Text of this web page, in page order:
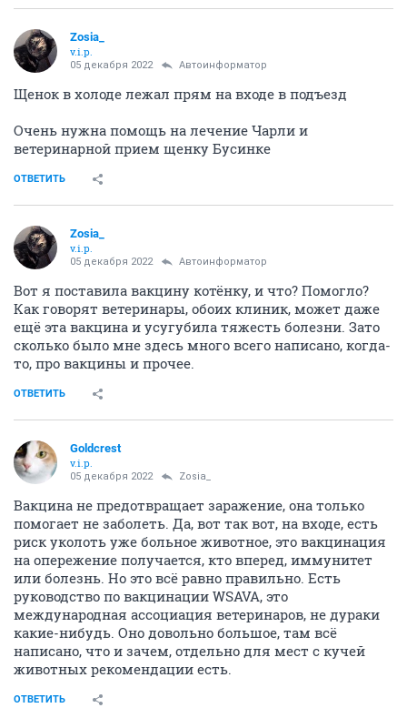
Zosia_
v.i.p.
05 декабря 2022 Автоинформатор
Щенок в холоде лежал прям на входе в подъезд
Очень нужна помощь на лечение Чарли и
ветеринарной прием щенку Бусинке
ОТВЕТИТЬ
Zosia_
v.i.p.
05 декабря 2022 Автоинформатор
Вот я поставила вакцину котёнку, и что? Помогло?
Как говорят ветеринары, обоих клиник, может даже
ещё эта вакцина и усугубила тяжесть болезни. Зато
сколько было мне здесь много всего написано, когда-
то, про вакцины и прочее.
ОТВЕТИТЬ
Goldcrest
v.i.p.
05 декабря 2022 Zosia_
Вакцина не предотвращает заражение, она только
помогает не заболеть. Да, вот так вот, на входе, есть
риск уколоть уже больное животное, это вакцинация
на опережение получается, кто вперед, иммунитет
или болезнь. Но это всё равно правильно. Есть
руководство по вакцинации WSAVA, это
международная ассоциация ветеринаров, не дураки
какие-нибудь. Оно довольно большое, там всё
написано, что и зачем, отдельно для мест с кучей
животных рекомендации есть.
ОТВЕТИТЬ